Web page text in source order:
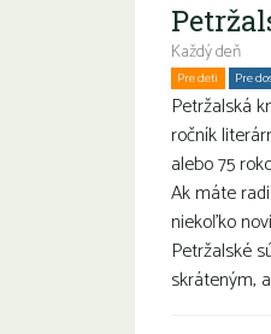
Každý deň
Pre deti Pre
Petržalská
ročník
alebo 75
Ak máte
niekoľko
Petržalské
skráteným,